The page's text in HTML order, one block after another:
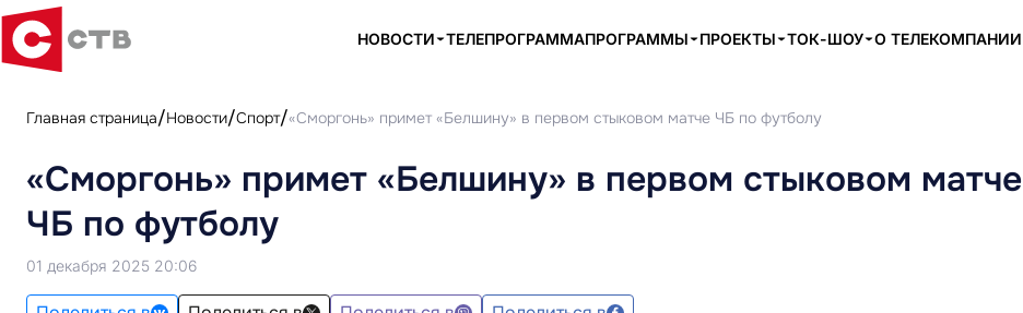
НОВОСТИ ТЕЛЕПРОГРАММАПРОГРАММЫ ПРОЕКТЫ ТОК-ШОУ О ТЕЛЕКОМПАНИИ
Главная страница Новости Спорт «Сморгонь» примет «Белшину» в первом стыковом матче ЧБ по футболу
«Сморгонь» примет «Белшину» в первом стыковом матче
ЧБ по футболу
01 декабря 2025 20:06